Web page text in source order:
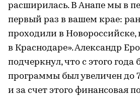
расширилась. В Анапе мы в
первый раз в вашем крае:
проходили в Новороссийске,
в Краснодаре». Александр
подчеркнул, что с этого
программы был увеличен до
и за счет этого финансовая